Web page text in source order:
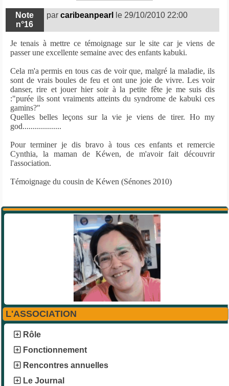
L'ASSOCIATION
Rôle
Fonctionnement
Rencontres annuelles
Le Journal
Note
n°16
par caribeanpearl le 29/10/2010 22:00
Je tenais à mettre ce témoignage sur le site car je viens de
passer une excellente semaine avec des enfants kabuki.
Cela m'a permis en tous cas de voir que, malgré la maladie, ils
sont de vrais boules de feu et ont une joie de vivre. Les voir
danser, rire et jouer hier soir à la petite fête je me suis dis
:"purée ils sont vraiments atteints du syndrome de kabuki ces
gamins?"
Quelles belles leçons sur la vie je viens de tirer. Ho my
god...................
Pour terminer je dis bravo à tous ces enfants et remercie
Cynthia, la maman de Kéwen, de m'avoir fait découvrir
l'association.
Témoignage du cousin de Kéwen (Sénones 2010)